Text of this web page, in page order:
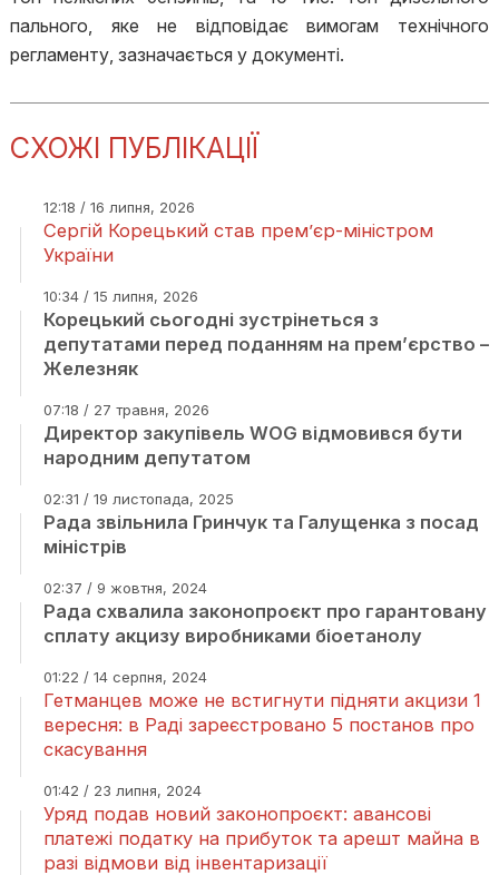
пального, яке не відповідає вимогам технічного
регламенту, зазначається у документі.
СХОЖІ ПУБЛІКАЦІЇ
12:18 / 16 липня, 2026
Сергій Корецький став прем’єр-міністром
України
10:34 / 15 липня, 2026
Корецький сьогодні зустрінеться з
депутатами перед поданням на прем’єрство –
Железняк
07:18 / 27 травня, 2026
Директор закупівель WOG відмовився бути
народним депутатом
02:31 / 19 листопада, 2025
Рада звільнила Гринчук та Галущенка з посад
міністрів
02:37 / 9 жовтня, 2024
Рада схвалила законопроєкт про гарантовану
сплату акцизу виробниками біоетанолу
01:22 / 14 серпня, 2024
Гетманцев може не встигнути підняти акцизи 1
вересня: в Раді зареєстровано 5 постанов про
скасування
01:42 / 23 липня, 2024
Уряд подав новий законопроєкт: авансові
платежі податку на прибуток та арешт майна в
разі відмови від інвентаризації